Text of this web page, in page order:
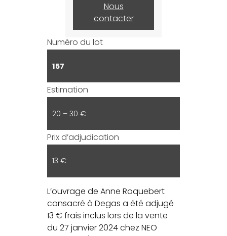
Nous
contacter
Numéro du lot
157
Estimation
20 – 30 €
Prix d’adjudication
13 €
L’ouvrage de Anne Roquebert
consacré à Degas a été adjugé
13 € frais inclus lors de la vente
du 27 janvier 2024 chez NEO